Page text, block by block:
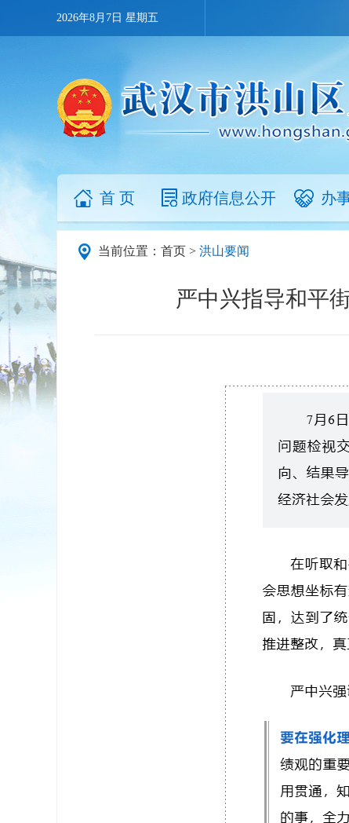
2026年8月7日 星期五
首 页 政府信息公开 办
当前位置： 首页 > 洪山要闻
严中兴指导和平